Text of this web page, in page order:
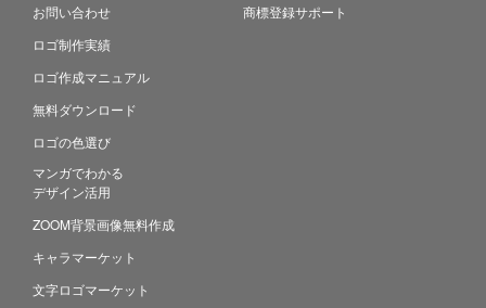
お問い合わせ
ロゴ制作実績
ロゴ作成マニュアル
無料ダウンロード
ロゴの色選び
マンガでわかる
デザイン活用
ZOOM背景画像無料作成
キャラマーケット
文字ロゴマーケット
商標登録サポート